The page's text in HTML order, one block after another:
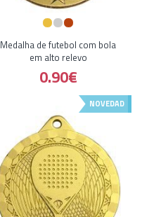
Medalha de futebol com bola
em alto relevo
0.90€
NOVEDAD